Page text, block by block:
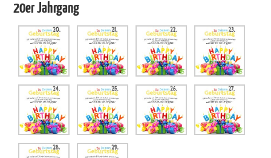
20er Jahrgang